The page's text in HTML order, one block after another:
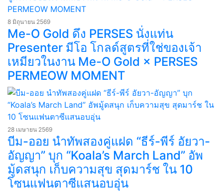
8 มิถุนายน 2569
Me-O Gold ดึง PERSES นั่งแท่น
Presenter มีโอ โกลด์สูตรที่ใช่ของเจ้า
เหมียวในงาน Me-O Gold × PERSES
PERMEOW MOMENT
28 เมษายน 2569
บีม-ออย นำทัพสองคู่แฝด “ธีร์-พีร์ อัยวา-
อัญญา” บุก “Koala’s March Land” อัพ
มู้ดสนุก เก็บความสุข สุดมาร์ช ใน 10
โซนแฟนตาซีแสนอบอุ่น